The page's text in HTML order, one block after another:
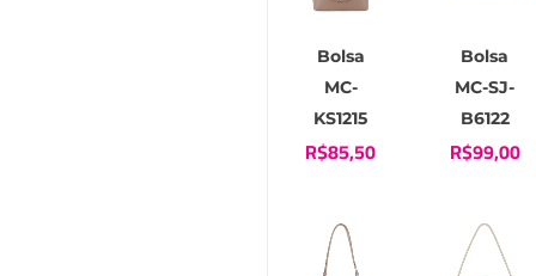
Bolsa
MC-
KS1215
R$85,50
Bolsa
MC-SJ-
B6122
R$99,00